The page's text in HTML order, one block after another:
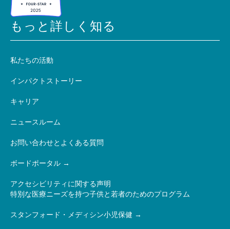
もっと詳しく知る
私たちの活動
インパクトストーリー
キャリア
ニュースルーム
お問い合わせとよくある質問
ボードポータル
アクセシビリティに関する声明
特別な医療ニーズを持つ子供と若者のためのプログラム
スタンフォード・メディシン小児保健